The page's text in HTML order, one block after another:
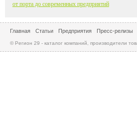
от порта до современных предприятий
Главная Статьи Предприятия Пресс-релизы
© Регион 29 - каталог компаний, производители